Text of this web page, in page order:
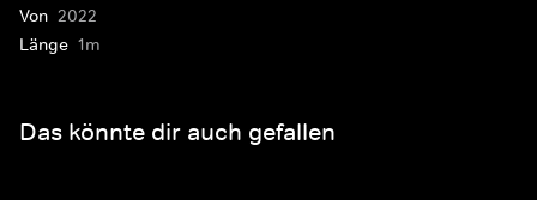
Von 2022
Länge 1m
Das könnte dir auch gefallen